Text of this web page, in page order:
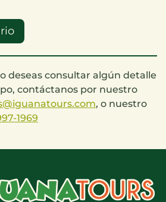
deseas consultar algún detalle
contáctanos por nuestro
, o nuestro
1969